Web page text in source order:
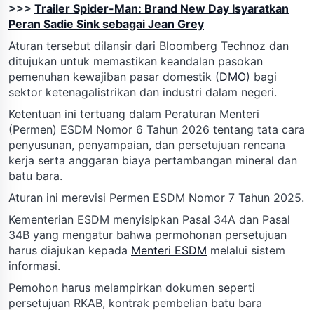
>>> Trailer Spider-Man: Brand New Day Isyaratkan
Peran Sadie Sink sebagai Jean Grey
Aturan tersebut dilansir dari Bloomberg Technoz dan
ditujukan untuk memastikan keandalan pasokan
pemenuhan kewajiban pasar domestik (DMO) bagi
sektor ketenagalistrikan dan industri dalam negeri.
Ketentuan ini tertuang dalam Peraturan Menteri
(Permen) ESDM Nomor 6 Tahun 2026 tentang tata cara
penyusunan, penyampaian, dan persetujuan rencana
kerja serta anggaran biaya pertambangan mineral dan
batu bara.
Aturan ini merevisi Permen ESDM Nomor 7 Tahun 2025.
Kementerian ESDM menyisipkan Pasal 34A dan Pasal
34B yang mengatur bahwa permohonan persetujuan
harus diajukan kepada Menteri ESDM melalui sistem
informasi.
Pemohon harus melampirkan dokumen seperti
persetujuan RKAB, kontrak pembelian batu bara